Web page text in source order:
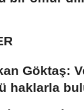
Göktaş:
haklarla